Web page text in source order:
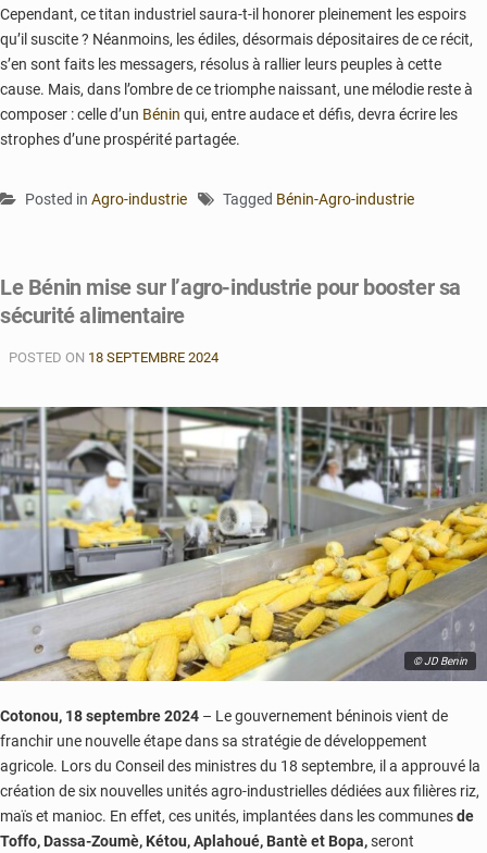
Cependant, ce titan industriel saura-t-il honorer pleinement les espoirs
qu’il suscite ? Néanmoins, les édiles, désormais dépositaires de ce récit,
s’en sont faits les messagers, résolus à rallier leurs peuples à cette
cause. Mais, dans l’ombre de ce triomphe naissant, une mélodie reste à
composer : celle d’un Bénin qui, entre audace et défis, devra écrire les
strophes d’une prospérité partagée.
Posted in Agro-industrie Tagged Bénin-Agro-industrie
Le Bénin mise sur l’agro-industrie pour booster sa
sécurité alimentaire
POSTED ON 18 SEPTEMBRE 2024
© JD Benin
Cotonou, 18 septembre 2024 – Le gouvernement béninois vient de
franchir une nouvelle étape dans sa stratégie de développement
agricole. Lors du Conseil des ministres du 18 septembre, il a approuvé la
création de six nouvelles unités agro-industrielles dédiées aux filières riz,
maïs et manioc. En effet, ces unités, implantées dans les communesde
Toffo, Dassa-Zoumè, Kétou, Aplahoué, Bantè et Bopa,seront